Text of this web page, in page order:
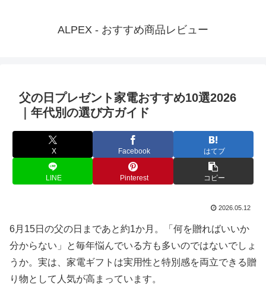
ALPEX - おすすめ商品レビュー
父の日プレゼント家電おすすめ10選2026
｜年代別の選び方ガイド
X Facebook はてブ
LINE Pinterest コピー
2026.05.12
6月15日の父の日まであと約1か月。「何を贈ればいいか
分からない」と毎年悩んでいる方も多いのではないでしょ
うか。実は、家電ギフトは実用性と特別感を両立できる贈
り物として人気が高まっています。